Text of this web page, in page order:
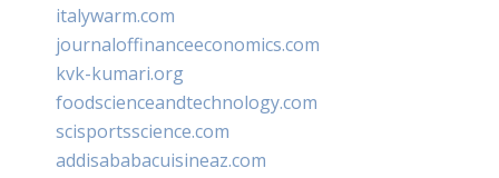
italywarm.com
journaloffinanceeconomics.com
kvk-kumari.org
foodscienceandtechnology.com
scisportsscience.com
addisababacuisineaz.com